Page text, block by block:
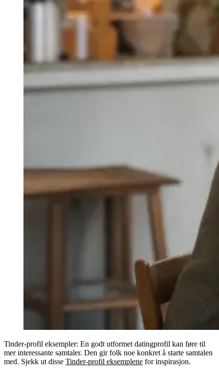
Tinder-profil eksempler: En godt utformet datingprofil kan føre til
mer interessante samtaler. Den gir folk noe konkret å starte samtalen
med. Sjekk ut disse Tinder-profil eksemplene for inspirasjon.